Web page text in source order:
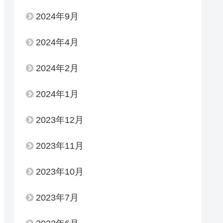
2024年9月
2024年4月
2024年2月
2024年1月
2023年12月
2023年11月
2023年10月
2023年7月